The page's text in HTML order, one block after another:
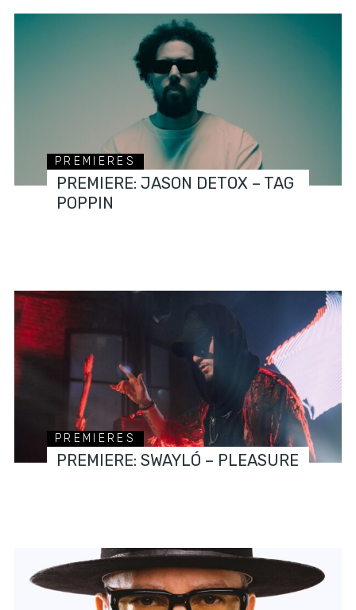
PREMIERES
PREMIERE: JASON DETOX – TAG
POPPIN
PREMIERES
PREMIERE: SWAYLÓ – PLEASURE